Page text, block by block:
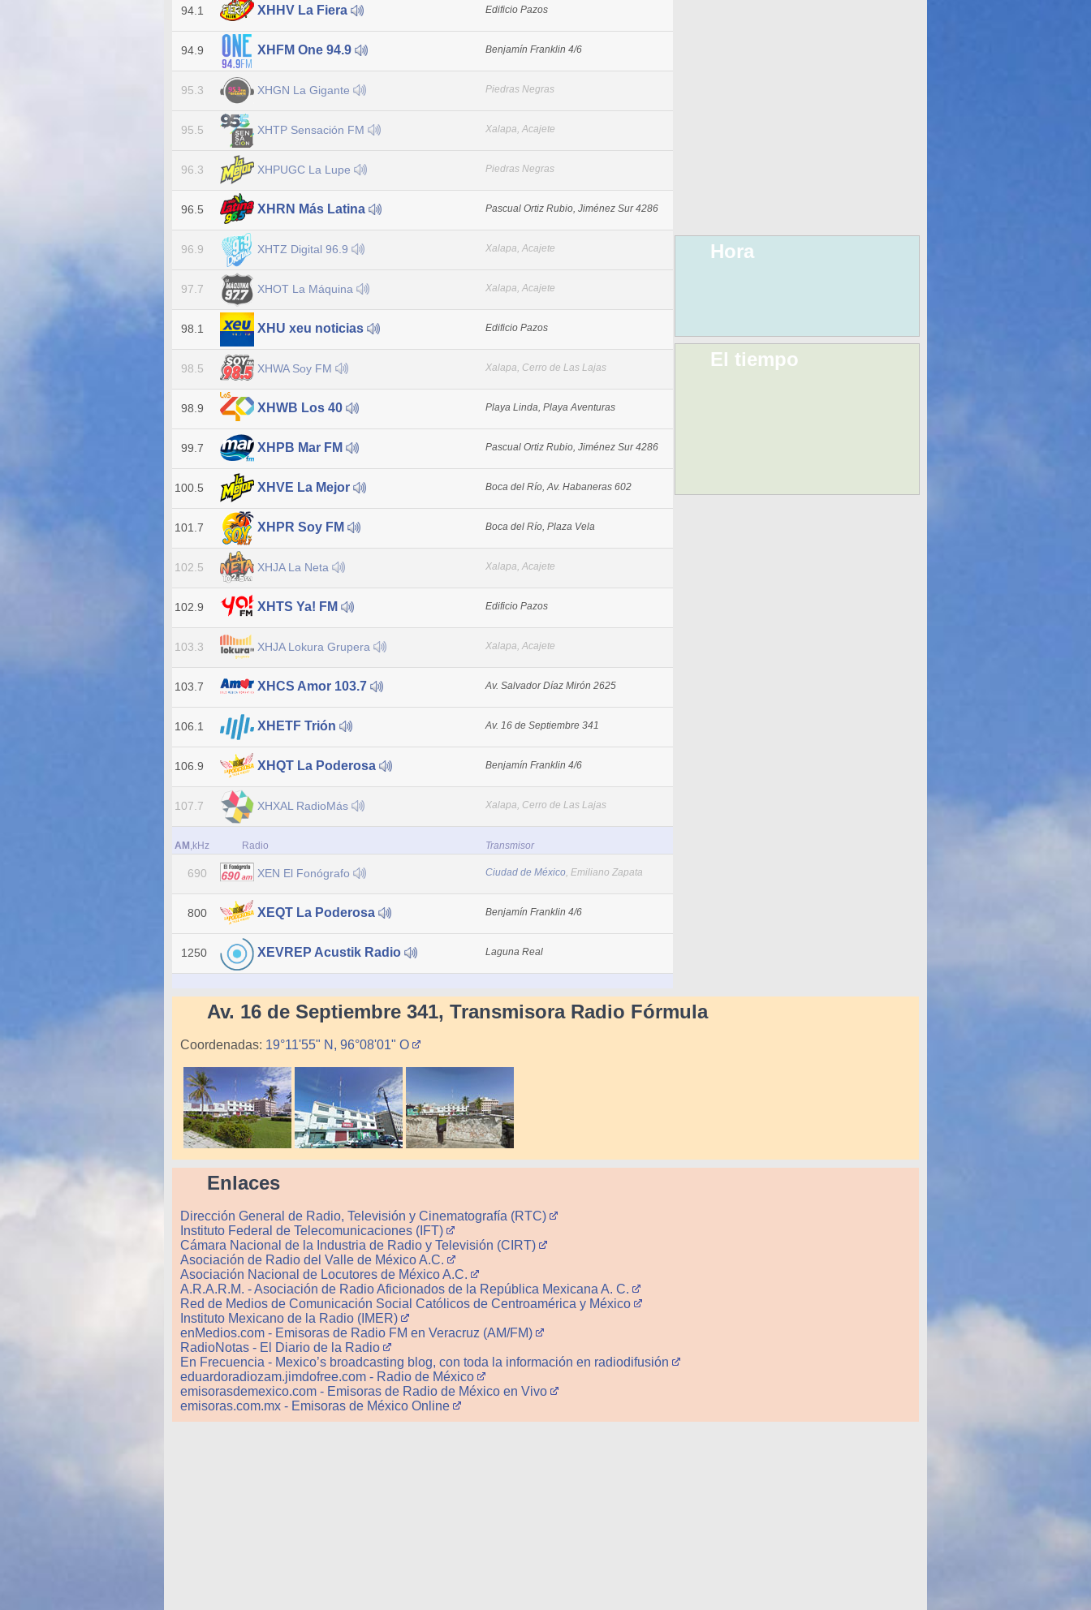
94.1 XHHV La Fiera Edificio Pazos
94.9 XHFM One 94.9 Benjamín Franklin 4/6
95.3 XHGN La Gigante Piedras Negras
95.5 XHTP Sensación FM Xalapa, Acajete
96.3 XHPUGC La Lupe Piedras Negras
96.5 XHRN Más Latina Pascual Ortiz Rubio, Jiménez Sur 4286
96.9 XHTZ Digital 96.9 Xalapa, Acajete
97.7 XHOT La Máquina Xalapa, Acajete
98.1 XHU xeu noticias Edificio Pazos
98.5 XHWA Soy FM Xalapa, Cerro de Las Lajas
98.9 XHWB Los 40 Playa Linda, Playa Aventuras
99.7 XHPB Mar FM Pascual Ortiz Rubio, Jiménez Sur 4286
100.5 XHVE La Mejor Boca del Río, Av. Habaneras 602
101.7 XHPR Soy FM Boca del Río, Plaza Vela
102.5 XHJA La Neta Xalapa, Acajete
102.9 XHTS Ya! FM Edificio Pazos
103.3 XHJA Lokura Grupera Xalapa, Acajete
103.7 XHCS Amor 103.7 Av. Salvador Díaz Mirón 2625
106.1 XHETF Trión Av. 16 de Septiembre 341
106.9 XHQT La Poderosa Benjamín Franklin 4/6
107.7 XHXAL RadioMás Xalapa, Cerro de Las Lajas
AM ,kHz Radio Transmisor
690 XEN El Fonógrafo Ciudad de México, Emiliano Zapata
800 XEQT La Poderosa Benjamín Franklin 4/6
1250 XEVREP Acustik Radio Laguna Real
Hora
El tiempo
Av. 16 de Septiembre 341, Transmisora Radio Fórmula
Coordenadas: 19°11'55" N, 96°08'01" O
Enlaces
Dirección General de Radio, Televisión y Cinematografía (RTC)
Instituto Federal de Telecomunicaciones (IFT)
Cámara Nacional de la Industria de Radio y Televisión (CIRT)
Asociación de Radio del Valle de México A.C.
Asociación Nacional de Locutores de México A.C.
A.R.A.R.M. - Asociación de Radio Aficionados de la República Mexicana A. C.
Red de Medios de Comunicación Social Católicos de Centroamérica y México
Instituto Mexicano de la Radio (IMER)
enMedios.com - Emisoras de Radio FM en Veracruz (AM/FM)
RadioNotas - El Diario de la Radio
En Frecuencia - Mexico’s broadcasting blog, con toda la información en radiodifusión
eduardoradiozam.jimdofree.com - Radio de México
emisorasdemexico.com - Emisoras de Radio de México en Vivo
emisoras.com.mx - Emisoras de México Online